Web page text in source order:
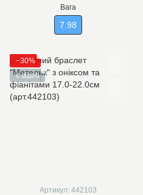
Вага
7.98
−30%
є відео
Артикул: 442103